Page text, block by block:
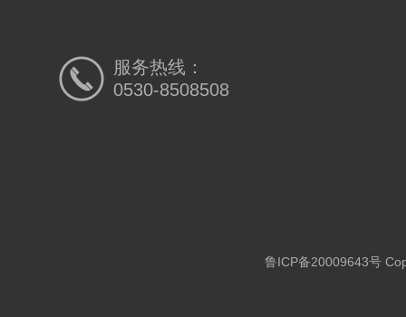
服务热线：
0530-8508508
鲁ICP备20009643号